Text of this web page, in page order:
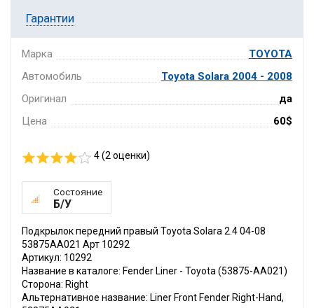
Гарантии
Марка
TOYOTA
Автомобиль
Toyota Solara 2004 - 2008
Оригинал
да
Цена
60$
4 (2оценки)
Состояние
Б/У
Подкрылок передний правый Toyota Solara 2.4 04-08
53875AA021 Арт 10292
Артикул: 10292
Название в каталоге: Fender Liner - Toyota (53875-AA021)
Сторона: Right
Альтернативное название: Liner Front Fender Right-Hand,